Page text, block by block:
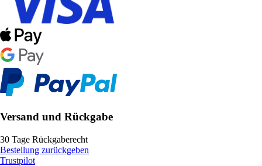
Versand und Rückgabe
30 Tage Rückgaberecht
Bestellung zurückgeben
Trustpilot